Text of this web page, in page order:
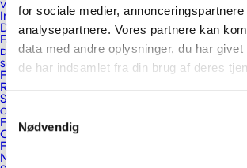
for sociale medier, annonceringspartnere
analysepartnere. Vores partnere kan
data med andre oplysninger, du har
de har indsamlet fra din brug af deres
Samtykkevalg
Nødvendig
Viden
Inspiration – få et hjem med et godt
DUKA Blog indlæg
FAQ
Download
Service og reklamation
Find reservedele
Reklamationsformular
Service videoer
Om
Forhandlere
Om DUKA Ventilation
Følg os
Miljø og certificering